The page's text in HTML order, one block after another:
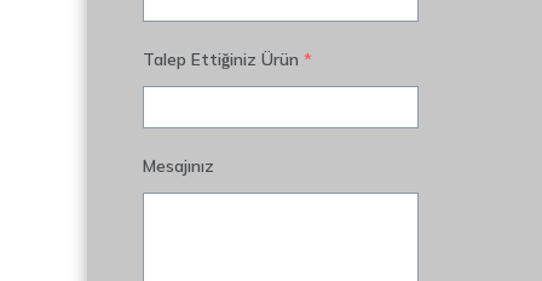
Talep Ettiğiniz Ürün *
Mesajınız